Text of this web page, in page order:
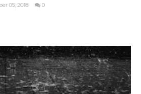
05, 2018 0